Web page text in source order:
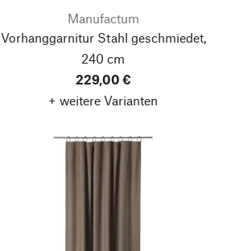
Manufactum
Vorhanggarnitur Stahl geschmiedet,
240 cm
229,00 €
+ weitere Varianten